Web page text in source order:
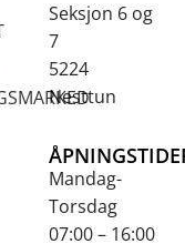
Seksjon 6 og
7
5224
Nesttun
Mandag-
Torsdag
07:00 – 16:00